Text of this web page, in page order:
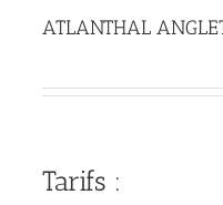
ATLANTHAL
Tarifs :